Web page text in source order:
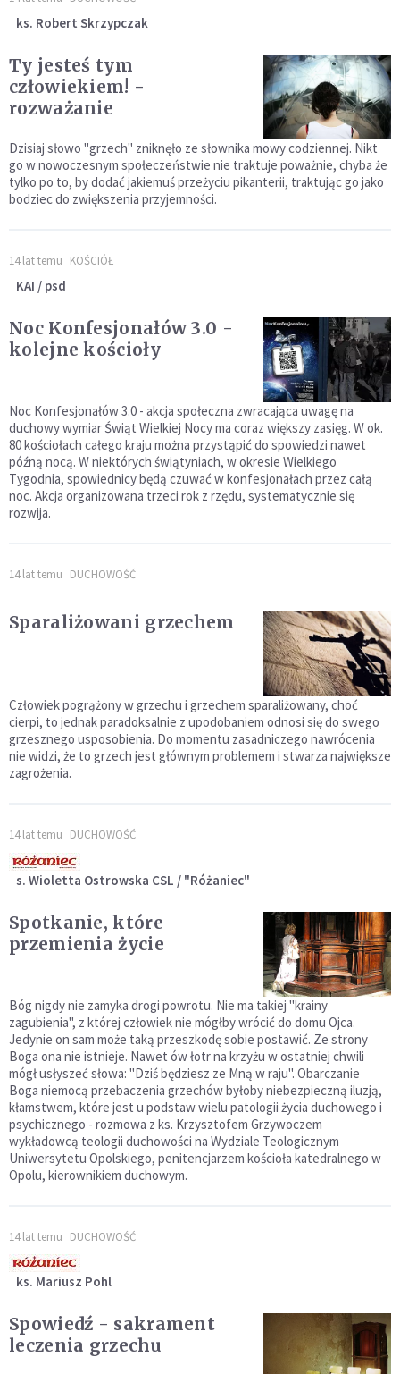
ks. Robert Skrzypczak
Ty jesteś tym
człowiekiem! -
rozważanie
Dzisiaj słowo "grzech" zniknęło ze słownika mowy codziennej. Nikt
go w nowoczesnym społeczeństwie nie traktuje poważnie, chyba że
tylko po to, by dodać jakiemuś przeżyciu pikanterii, traktując go jako
bodziec do zwiększenia przyjemności.
14 lat temu KOŚCIÓŁ
KAI / psd
Noc Konfesjonałów 3.0 -
kolejne kościoły
Noc Konfesjonałów 3.0 - akcja społeczna zwracająca uwagę na
duchowy wymiar Świąt Wielkiej Nocy ma coraz większy zasięg. W ok.
80 kościołach całego kraju można przystąpić do spowiedzi nawet
późną nocą. W niektórych świątyniach, w okresie Wielkiego
Tygodnia, spowiednicy będą czuwać w konfesjonałach przez całą
noc. Akcja organizowana trzeci rok z rzędu, systematycznie się
rozwija.
14 lat temu DUCHOWOŚĆ
Sparaliżowani grzechem
Człowiek pogrążony w grzechu i grzechem sparaliżowany, choć
cierpi, to jednak paradoksalnie z upodobaniem odnosi się do swego
grzesznego usposobienia. Do momentu zasadniczego nawrócenia
nie widzi, że to grzech jest głównym problemem i stwarza największe
zagrożenia.
14 lat temu DUCHOWOŚĆ
s. Wioletta Ostrowska CSL / "Różaniec"
Spotkanie, które
przemienia życie
Bóg nigdy nie zamyka drogi powrotu. Nie ma takiej "krainy
zagubienia", z której człowiek nie mógłby wrócić do domu Ojca.
Jedynie on sam może taką przeszkodę sobie postawić. Ze strony
Boga ona nie istnieje. Nawet ów łotr na krzyżu w ostatniej chwili
mógł usłyszeć słowa: "Dziś będziesz ze Mną w raju". Obarczanie
Boga niemocą przebaczenia grzechów byłoby niebezpieczną iluzją,
kłamstwem, które jest u podstaw wielu patologii życia duchowego i
psychicznego - rozmowa z ks. Krzysztofem Grzywoczem
wykładowcą teologii duchowości na Wydziale Teologicznym
Uniwersytetu Opolskiego, penitencjarzem kościoła katedralnego w
Opolu, kierownikiem duchowym.
14 lat temu DUCHOWOŚĆ
ks. Mariusz Pohl
Spowiedź - sakrament
leczenia grzechu